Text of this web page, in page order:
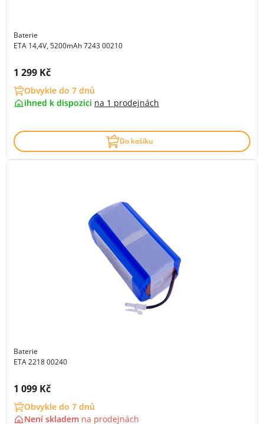
Baterie
ETA 14,4V, 5200mAh 7243 00210
Cena s DPH:
1 299 Kč
Obvykle do 7 dnů
ihned k dispozici na 1 prodejnách
Do košíku
Baterie
ETA 2218 00240
Cena s DPH:
1 099 Kč
Obvykle do 7 dnů
Není skladem na prodejnách